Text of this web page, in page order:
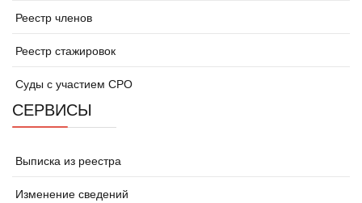
Реестр членов
Реестр стажировок
Суды с участием СРО
СЕРВИСЫ
Выписка из реестра
Изменение сведений